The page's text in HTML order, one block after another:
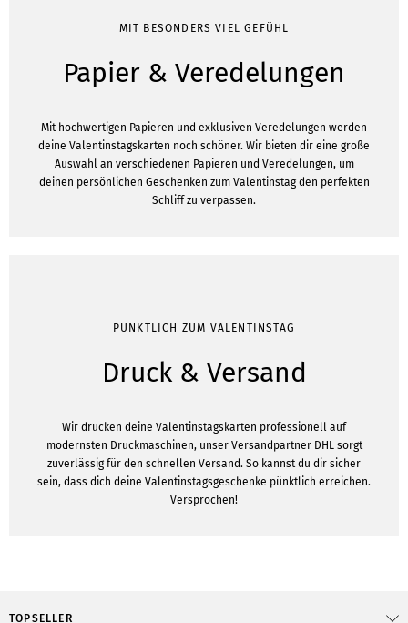
MIT BESONDERS VIEL GEFÜHL
Papier & Veredelungen
Mit hochwertigen Papieren und exklusiven Veredelungen werden
deine Valentinstagskarten noch schöner. Wir bieten dir eine große
Auswahl an verschiedenen Papieren und Veredelungen, um
deinen persönlichen Geschenken zum Valentinstag den perfekten
Schliff zu verpassen.
PÜNKTLICH ZUM VALENTINSTAG
Druck & Versand
Wir drucken deine Valentinstagskarten professionell auf
modernsten Druckmaschinen, unser Versandpartner DHL sorgt
zuverlässig für den schnellen Versand. So kannst du dir sicher
sein, dass dich deine Valentinstagsgeschenke pünktlich erreichen.
Versprochen!
TOPSELLER